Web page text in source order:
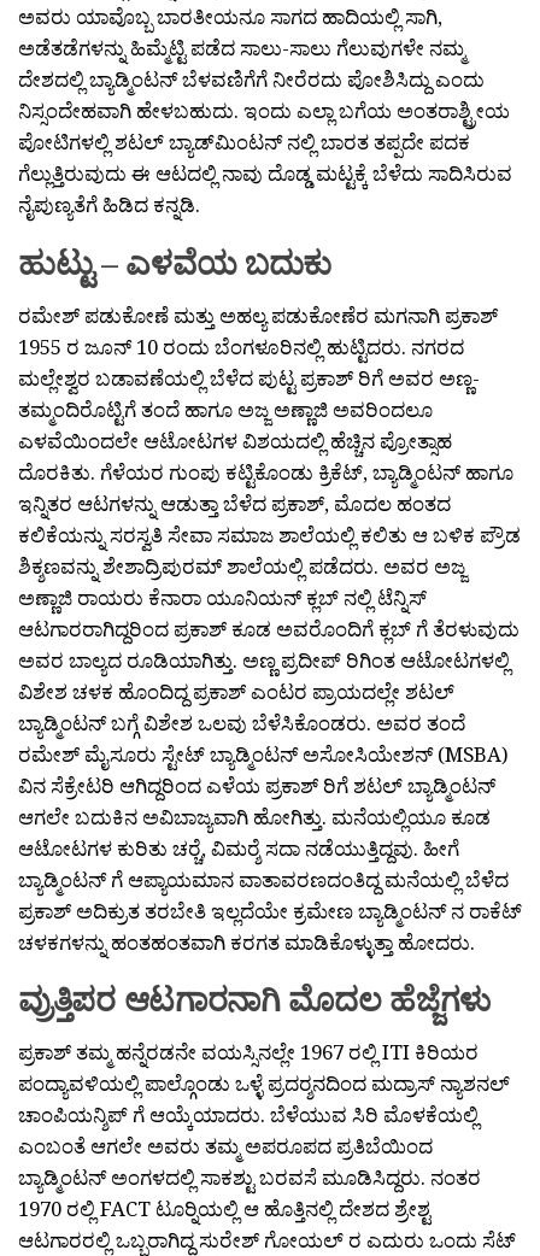
ಅವರು ಯಾವೊಬ್ಬ ಬಾರತೀಯನೂ ಸಾಗದ ಹಾದಿಯಲ್ಲಿ ಸಾಗಿ,
ಅಡೆತಡೆಗಳನ್ನು ಹಿಮ್ಮೆಟ್ಟಿ ಪಡೆದ ಸಾಲು-ಸಾಲು ಗೆಲುವುಗಳೇ ನಮ್ಮ
ದೇಶದಲ್ಲಿ ಬ್ಯಾಡ್ಮಿಂಟನ್ ಬೆಳವಣಿಗೆಗೆ ನೀರೆರದು ಪೋಶಿಸಿದ್ದು ಎಂದು
ನಿಸ್ಸಂದೇಹವಾಗಿ ಹೇಳಬಹುದು. ಇಂದು ಎಲ್ಲಾ ಬಗೆಯ ಅಂತರಾಶ್ಟ್ರೀಯ
ಪೋಟಿಗಳಲ್ಲಿ ಶಟಲ್ ಬ್ಯಾಡ್‌ಮಿಂಟನ್ ನಲ್ಲಿ ಬಾರತ ತಪ್ಪದೇ ಪದಕ
ಗೆಲ್ಲುತ್ತಿರುವುದು ಈ ಆಟದಲ್ಲಿ ನಾವು ದೊಡ್ಡ ಮಟ್ಟಕ್ಕೆ ಬೆಳೆದು ಸಾದಿಸಿರುವ
ನೈಪುಣ್ಯತೆಗೆ ಹಿಡಿದ ಕನ್ನಡಿ.
ಹುಟ್ಟು – ಎಳವೆಯ ಬದುಕು
ರಮೇಶ್ ಪಡುಕೋಣೆ ಮತ್ತು ಅಹಲ್ಯ ಪಡುಕೋಣೆರ ಮಗನಾಗಿ ಪ್ರಕಾಶ್
1955 ರ ಜೂನ್ 10 ರಂದು ಬೆಂಗಳೂರಿನಲ್ಲಿ ಹುಟ್ಟಿದರು. ನಗರದ
ಮಲ್ಲೇಶ್ವರ ಬಡಾವಣೆಯಲ್ಲಿ ಬೆಳೆದ ಪುಟ್ಟ ಪ್ರಕಾಶ್ ರಿಗೆ ಅವರ ಅಣ್ಣ-
ತಮ್ಮಂದಿರೊಟ್ಟಿಗೆ ತಂದೆ ಹಾಗೂ ಅಜ್ಜ ಅಣ್ಣಾಜಿ ಅವರಿಂದಲೂ
ಎಳವೆಯಿಂದಲೇ ಆಟೋಟಗಳ ವಿಶಯದಲ್ಲಿ ಹೆಚ್ಚಿನ ಪ್ರೋತ್ಸಾಹ
ದೊರಕಿತು. ಗೆಳೆಯರ ಗುಂಪು ಕಟ್ಟಿಕೊಂಡು ಕ್ರಿಕೆಟ್, ಬ್ಯಾಡ್ಮಿಂಟನ್ ಹಾಗೂ
ಇನ್ನಿತರ ಆಟಗಳನ್ನು ಆಡುತ್ತಾ ಬೆಳೆದ ಪ್ರಕಾಶ್, ಮೊದಲ ಹಂತದ
ಕಲಿಕೆಯನ್ನು ಸರಸ್ವತಿ ಸೇವಾ ಸಮಾಜ ಶಾಲೆಯಲ್ಲಿ ಕಲಿತು ಆ ಬಳಿಕ ಪ್ರೌಡ
ಶಿಕ್ಶಣವನ್ನು ಶೇಶಾದ್ರಿಪುರಮ್ ಶಾಲೆಯಲ್ಲಿ ಪಡೆದರು. ಅವರ ಅಜ್ಜ
ಅಣ್ಣಾಜಿ ರಾಯರು ಕೆನಾರಾ ಯೂನಿಯನ್ ಕ್ಲಬ್ ನಲ್ಲಿ ಟೆನ್ನಿಸ್
ಆಟಗಾರರಾಗಿದ್ದರಿಂದ ಪ್ರಕಾಶ್ ಕೂಡ ಅವರೊಂದಿಗೆ ಕ್ಲಬ್ ಗೆ ತೆರಳುವುದು
ಅವರ ಬಾಲ್ಯದ ರೂಡಿಯಾಗಿತ್ತು. ಅಣ್ಣ ಪ್ರದೀಪ್ ರಿಗಿಂತ ಆಟೋಟಗಳಲ್ಲಿ
ವಿಶೇಶ ಚಳಕ ಹೊಂದಿದ್ದ ಪ್ರಕಾಶ್ ಎಂಟರ ಪ್ರಾಯದಲ್ಲೇ ಶಟಲ್
ಬ್ಯಾಡ್ಮಿಂಟನ್ ಬಗ್ಗೆ ವಿಶೇಶ ಒಲವು ಬೆಳೆಸಿಕೊಂಡರು. ಅವರ ತಂದೆ
ರಮೇಶ್ ಮೈಸೂರು ಸ್ಟೇಟ್ ಬ್ಯಾಡ್ಮಿಂಟನ್ ಅಸೋಸಿಯೇಶನ್ (MSBA)
ವಿನ ಸೆಕ್ರೇಟರಿ ಆಗಿದ್ದರಿಂದ ಎಳೆಯ ಪ್ರಕಾಶ್ ರಿಗೆ ಶಟಲ್ ಬ್ಯಾಡ್ಮಿಂಟನ್
ಆಗಲೇ ಬದುಕಿನ ಅವಿಬಾಜ್ಯವಾಗಿ ಹೋಗಿತ್ತು. ಮನೆಯಲ್ಲಿಯೂ ಕೂಡ
ಆಟೋಟಗಳ ಕುರಿತು ಚರ‍್ಚೆ, ವಿಮರ‍್ಶೆ ಸದಾ ನಡೆಯುತ್ತಿದ್ದವು. ಹೀಗೆ
ಬ್ಯಾಡ್ಮಿಂಟನ್ ಗೆ ಆಪ್ಯಾಯಮಾನ ವಾತಾವರಣದಂತಿದ್ದ ಮನೆಯಲ್ಲಿ ಬೆಳೆದ
ಪ್ರಕಾಶ್ ಅದಿಕ್ರುತ ತರಬೇತಿ ಇಲ್ಲದೆಯೇ ಕ್ರಮೇಣ ಬ್ಯಾಡ್ಮಿಂಟನ್ ನ ರಾಕೆಟ್
ಚಳಕಗಳನ್ನು ಹಂತಹಂತವಾಗಿ ಕರಗತ ಮಾಡಿಕೊಳ್ಳುತ್ತಾ ಹೋದರು.
ವ್ರುತ್ತಿಪರ ಆಟಗಾರನಾಗಿ ಮೊದಲ ಹೆಜ್ಜೆಗಳು
ಪ್ರಕಾಶ್ ತಮ್ಮ ಹನ್ನೆರಡನೇ ವಯಸ್ಸಿನಲ್ಲೇ 1967 ರಲ್ಲಿ ITI ಕಿರಿಯರ
ಪಂದ್ಯಾವಳಿಯಲ್ಲಿ ಪಾಲ್ಗೊಂಡು ಒಳ್ಳೆ ಪ್ರದರ‍್ಶನದಿಂದ ಮದ್ರಾಸ್ ನ್ಯಾಶನಲ್
ಚಾಂಪಿಯನ್ಶಿಪ್ ಗೆ ಆಯ್ಕೆಯಾದರು. ಬೆಳೆಯುವ ಸಿರಿ ಮೊಳಕೆಯಲ್ಲಿ
ಎಂಬಂತೆ ಆಗಲೇ ಅವರು ತಮ್ಮ ಅಪರೂಪದ ಪ್ರತಿಬೆಯಿಂದ
ಬ್ಯಾಡ್ಮಿಂಟನ್ ಅಂಗಳದಲ್ಲಿ ಸಾಕಶ್ಟು ಬರವಸೆ ಮೂಡಿಸಿದ್ದರು. ನಂತರ
1970 ರಲ್ಲಿ FACT ಟೂರ‍್ನಿಯಲ್ಲಿ ಆ ಹೊತ್ತಿನಲ್ಲಿ ದೇಶದ ಶ್ರೇಶ್ಟ
ಆಟಗಾರರಲ್ಲಿ ಒಬ್ಬರಾಗಿದ್ದ ಸುರೇಶ್ ಗೋಯಲ್ ರ ಎದುರು ಒಂದು ಸೆಟ್